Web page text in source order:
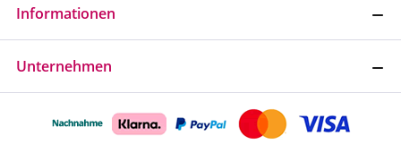
Informationen
Unternehmen